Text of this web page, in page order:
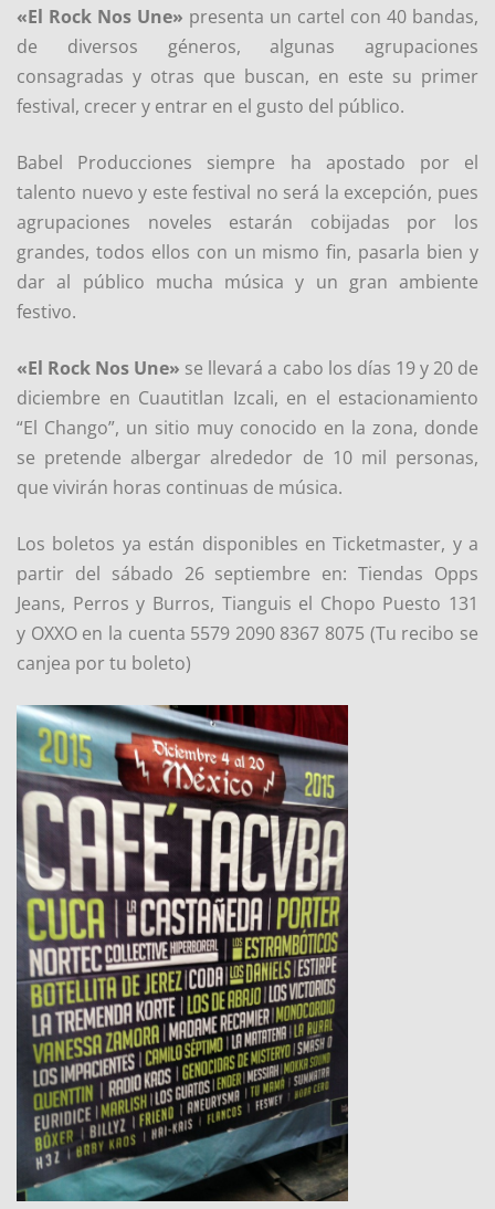
«El Rock Nos Une» presenta un cartel con 40 bandas,
de diversos géneros, algunas agrupaciones
consagradas y otras que buscan, en este su primer
festival, crecer y entrar en el gusto del público.
Babel Producciones siempre ha apostado por el
talento nuevo y este festival no será la excepción, pues
agrupaciones noveles estarán cobijadas por los
grandes, todos ellos con un mismo fin, pasarla bien y
dar al público mucha música y un gran ambiente
festivo.
«El Rock Nos Une» se llevará a cabo los días 19 y 20 de
diciembre en Cuautitlan Izcali, en el estacionamiento
“El Chango”, un sitio muy conocido en la zona, donde
se pretende albergar alrededor de 10 mil personas,
que vivirán horas continuas de música.
Los boletos ya están disponibles en Ticketmaster, y a
partir del sábado 26 septiembre en:Tiendas Opps
Jeans, Perros y Burros, Tianguis el Chopo Puesto 131
y OXXO en la cuenta 5579 2090 8367 8075 (Tu recibo se
canjea por tu boleto)